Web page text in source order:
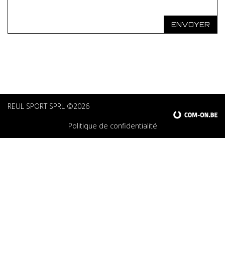
ENVOYER
REUL SPORT SPRL ©2026
Politique de confidentialité
Français English(Anglais)
Deutsch